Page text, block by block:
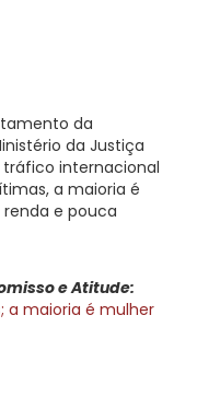
da
da Justiça
internacional
a maioria é
renda e pouca
e Atitude:
a maioria é mulher